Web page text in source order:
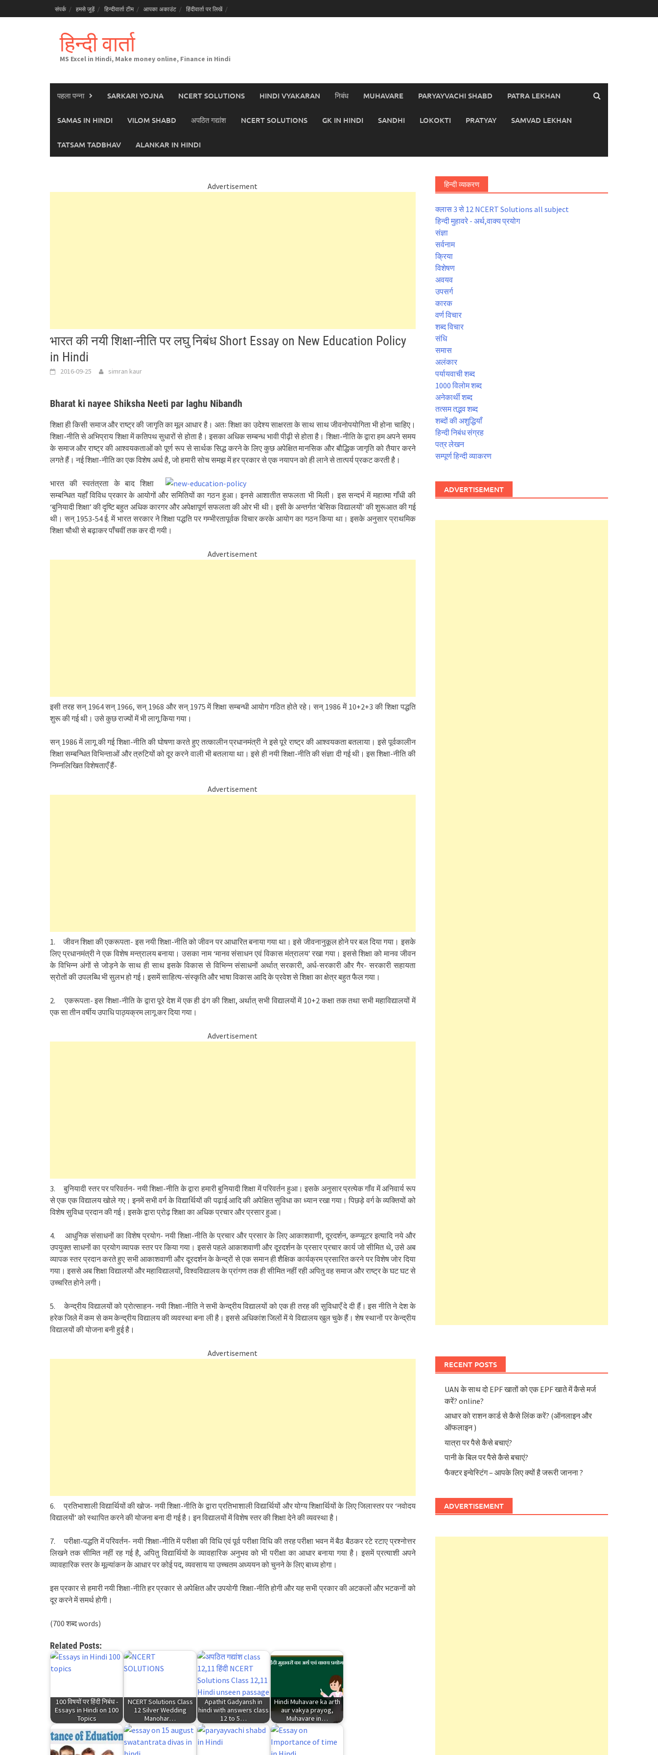
to
संपर्क हमसे जुड़ें हिन्दीवार्ता टीम आपका अकाउंट हिंदीवार्ता पर लिखें
हिन्दी वार्ता
MS Excel in Hindi, Make money online, Finance in Hindi
पहला पन्ना SARKARI YOJNA NCERT SOLUTIONS HINDI VYAKARAN निबंध MUHAVARE PARYAYVACHI SHABD PATRA LEKHAN
SAMAS IN HINDI VILOM SHABD अपठित गद्यांश NCERT SOLUTIONS GK IN HINDI SANDHI LOKOKTI PRATYAY SAMVAD LEKHAN
TATSAM TADBHAV ALANKAR IN HINDI
Advertisement
भारत की नयी शिक्षा-नीति पर लघु निबंध Short Essay on New Education Policy
in Hindi
2016-09-25 simran kaur
Bharat ki nayee Shiksha Neeti par laghu Nibandh
शिक्षा ही किसी समाज और राष्ट्र की जागृति का मूल आधार है। अतः शिक्षा का उदेश्य साक्षरता के साथ साथ जीवनोपयोगिता भी होना चाहिए।
शिक्षा-नीति से अभिप्राय शिक्षा में कतिपथ सुधारों से होता है। इसका अधिक सम्बन्ध भावी पीढ़ी से होता है। शिक्षा-नीति के द्वारा हम अपने समय
के समाज और राष्ट्र की आश्वयकताओं को पूर्ण रूप से सार्थक सिद्ध करने के लिए कुछ अपेक्षित मानसिक और बौद्धिक जागृति को तैयार करने
लगते हैं। नई शिक्षा-नीति का एक विशेष अर्थ है, जो हमारी सोच समझ में हर प्रकार से एक नयापन को ही लाने से तात्पर्य प्रकट करती है।
भारत की स्वतंत्रता के बाद शिक्षा
सम्बन्धित यहाँ विविध प्रकार के आयोगों और समितियों का गठन हुआ। इनसे आशातीत सफलता भी मिली। इस सन्दर्भ में महात्मा गाँधी की
‘बुनियादी शिक्षा’ की दृष्टि बहुत अधिक कारगर और अपेक्षापूर्ण सफलता की ओर भी थी। इसी के अन्तर्गत ‘बेसिक विद्यालयों’ की शुरूआत की गई
थी। सन् 1953-54 ई. में भारत सरकार ने शिक्षा पद्धति पर गम्भीरतापूर्वक विचार करके आयोग का गठन किया था। इसके अनुसार प्राथमिक
शिक्षा चौथी से बढ़ाकर पाँचवीं तक कर दी गयी।
Advertisement
इसी तरह सन् 1964 सन् 1966, सन् 1968 और सन् 1975 में शिक्षा सम्बन्धी आयोग गठित होते रहे। सन् 1986 में 10+2+3 की शिक्षा पद्धति
शुरू की गई थी। उसे कुछ राज्यों में भी लागू किया गया।
सन् 1986 में लागू की गई शिक्षा-नीति की घोषणा करते हुए तत्कालीन प्रधानमंत्री ने इसे पूरे राष्ट्र की आश्वयकता बतलाया। इसे पूर्वकालीन
शिक्षा सम्बन्धित विभिन्ताओं और त्रुटियों को दूर करने वाली भी बतलाया था। इसे ही नयी शिक्षा-नीति की संज्ञा दी गई थी। इस शिक्षा-नीति की
निम्नलिखित विशेषताएँ हैं-
Advertisement
1. जीवन शिक्षा की एकरूपता- इस नयी शिक्षा-नीति को जीवन पर आधारित बनाया गया था। इसे जीवनानुकूल होने पर बल दिया गया। इसके
लिए प्रधानमंत्री ने एक विशेष मन्त्रालय बनाया। उसका नाम ‘मानव संसाधन एवं विकास मंत्रालय’ रखा गया। इससे शिक्षा को मानव जीवन
के विभिन्न अंगों से जोड़ने के साथ ही साथ इसके विकास से विभिन्न संसाधनों अर्थात् सरकारी, अर्ध-सरकारी और गैर- सरकारी सहायता
स्रोतों की उपलब्धि भी सुलभ हो गई। इसमें साहित्य-संस्कृति और भाषा विकास आदि के प्रवेश से शिक्षा का क्षेत्र बहुत फैल गया।
2. एकरूपता- इस शिक्षा-नीति के द्वारा पूरे देश में एक ही ढंग की शिक्षा, अर्थात् सभी विद्यालयों में 10+2 कक्षा तक तथा सभी महाविद्यालयों में
एक सा तीन वर्षीय उपाधि पाठ्यक्रम लागू कर दिया गया।
Advertisement
3. बुनियादी स्तर पर परिवर्तन- नयी शिक्षा-नीति के द्वारा हमारी बुनियादी शिक्षा में परिवर्तन हुआ। इसके अनुसार प्रत्येक गाँव में अनिवार्य रूप
से एक एक विद्यालय खोले गए। इनमें सभी वर्ग के विद्यार्थियों की पढ़ाई आदि की अपेक्षित सुविधा का ध्यान रखा गया। पिछड़े वर्ग के व्यक्तियों को
विशेष सुविधा प्रदान की गई। इसके द्वारा प्रोढ़ शिक्षा का अधिक प्रचार और प्रसार हुआ।
4. आधुनिक संसाधनों का विशेष प्रयोग- नयी शिक्षा-नीति के प्रचार और प्रसार के लिए आकाशवाणी, दूरदर्शन, कम्प्यूटर इत्यादि नये और
उपयुक्त साधनों का प्रयोग व्यापक स्तर पर किया गया। इससे पहले आकाशवाणी और दूरदर्शन के प्रसार प्रचार कार्य जो सीमित थे, उसे अब
व्यापक स्तर प्रदान करते हुए सभी आकाशवाणी और दूरदर्शन के केन्द्रों से एक समान ही शैक्षिक कार्यक्रम प्रसारित करने पर विशेष जोर दिया
गया। इससे अब शिक्षा विद्यालयों और महाविद्यालयों, विश्वविद्यालय के प्रांगण तक ही सीमित नहीं रही अपितु वह समाज और राष्ट्र के घट घट से
उच्चरित होने लगी।
5. केन्द्रीय विद्यालयों को प्रोत्साहन- नयी शिक्षा-नीति ने सभी केन्द्रीय विद्यालयों को एक ही तरह की सुविधाएँ दे दी हैं। इस नीति ने देश के
हरेक जिले में कम से कम केन्द्रीय विद्यालय की व्यवस्था बना ली है। इससे अधिकांश जिलों में ये विद्यालय खुल चुके हैं। शेष स्थानों पर केन्द्रीय
विद्यालयों की योजना बनी हुई है।
Advertisement
6. प्रतिभाशाली विद्यार्थियों की खोज- नयी शिक्षा-नीति के द्वारा प्रतिभाशाली विद्यार्थियों और योग्य शिक्षार्थियों के लिए जिलास्तर पर ‘नवोदय
विद्यालयों’ को स्थापित करने की योजना बना दी गई है। इन विद्यालयों में विशेष स्तर की शिक्षा देने की व्यवस्था है।
7. परीक्षा-पद्धति में परिवर्तन- नयी शिक्षा-नीति में परीक्षा की विधि एवं पूर्व परीक्षा विधि की तरह परीक्षा भवन में बैठ बैठकर रटे रटाए प्रश्नोत्तर
लिखने तक सीमित नहीं रह गई है, अपितु विद्यार्थियों के व्यावहारिक अनुभव को भी परीक्षा का आधार बनाया गया है। इसमें प्रत्याशी अपने
व्यावहारिक स्तर के मूल्यांकन के आधार पर कोई पद, व्यवसाय या उच्चतम अध्ययन को चुनने के लिए बाध्य होगा।
इस प्रकार से हमारी नयी शिक्षा-नीति हर प्रकार से अपेक्षित और उपयोगी शिक्षा-नीति होगी और यह सभी प्रकार की अटकलों और भटकनों को
दूर करने में समर्थ होगी।
(700 शब्द words)
Related Posts:
100 विषयों पर हिंदी निबंध -
Essays in Hindi on 100
Topics
NCERT Solutions Class
12 Silver Wedding
Manohar…
Apathit Gadyansh in
hindi with answers class
12 to 5…
Hindi Muhavare ka arth
aur vakya prayog,
Muhavare in…
हिन्दी व्याकरण
क्लास 3 से 12 NCERT Solutions all subject
हिन्दी मुहावरे - अर्थ,वाक्य प्रयोग
संज्ञा
सर्वनाम
क्रिया
विशेषण
अवयव
उपसर्ग
कारक
वर्ण विचार
शब्द विचार
संधि
समास
अलंकार
पर्यायवाची शब्द
1000 विलोम शब्द
अनेकार्थी शब्द
तत्सम तद्भव शब्द
शब्दों की अशुद्धियाँ
हिन्दी निबंध संग्रह
पत्र लेखन
सम्पूर्ण हिन्दी व्याकरण
ADVERTISEMENT
RECENT POSTS
UAN के साथ दो EPF खातों को एक EPF खाते में कैसे मर्ज
करें? online?
आधार को राशन कार्ड से कैसे लिंक करें? (ऑनलाइन और
ऑफलाइन )
यात्रा पर पैसे कैसे बचाएं?
पानी के बिल पर पैसे कैसे बचाएं?
फैक्टर इन्वेस्टिंग – आपके लिए क्यों है जरूरी जानना ?
ADVERTISEMENT